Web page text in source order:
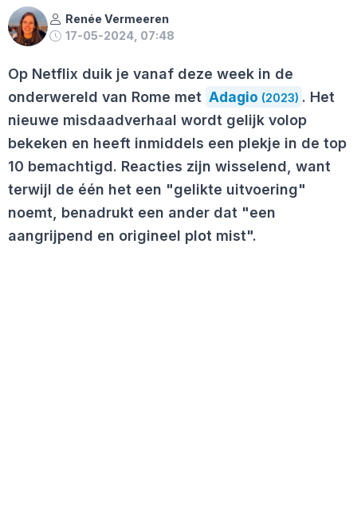
Renée Vermeeren
17-05-2024, 07:48
Op Netflix duik je vanaf deze week in de
onderwereld van Rome met Adagio (2023) . Het
nieuwe misdaadverhaal wordt gelijk volop
bekeken en heeft inmiddels een plekje in de top
10 bemachtigd. Reacties zijn wisselend, want
terwijl de één het een "gelikte uitvoering"
noemt, benadrukt een ander dat "een
aangrijpend en origineel plot mist".